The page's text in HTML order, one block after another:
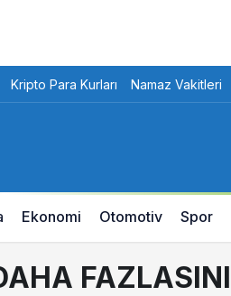
Kripto Para Kurları Namaz Vakitleri
Ekonomi Otomotiv Spor
FAZLASINI